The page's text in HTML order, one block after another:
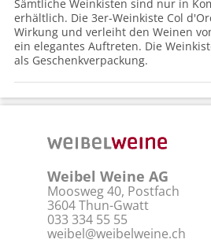
Sämtliche Weinkisten sind nur in
erhältlich. Die 3er-Weinkiste Col
Wirkung und verleiht den Weinen
ein elegantes Auftreten. Die
als Geschenkverpackung.
Weibel Weine AG
Moosweg 40, Postfach
3604 Thun-Gwatt
033 334 55 55
weibel@weibelweine.ch